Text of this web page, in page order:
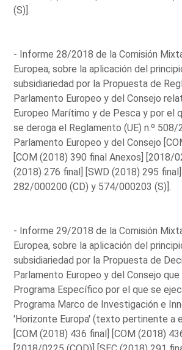
(S)].
- Informe 28/2018 de la Comisión
Europea, sobre la aplicación del
subsidiariedad por la Propuesta de
Parlamento Europeo y del Consejo
Europeo Marítimo y de Pesca y por el
se deroga el Reglamento (UE) n.º 508/
Parlamento Europeo y del Consejo
[COM (2018) 390 final Anexos] [2018/
(2018) 276 final] [SWD (2018) 295
282/000200 (CD) y 574/000203 (S)].
- Informe 29/2018 de la Comisión
Europea, sobre la aplicación del
subsidiariedad por la Propuesta de
Parlamento Europeo y del Consejo
Programa Específico por el que se
Programa Marco de Investigación e
'Horizonte Europa' (texto pertinente a
[COM (2018) 436 final] [COM (2018)